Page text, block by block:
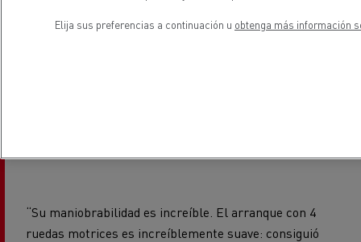
minutos o más. “Son unos remolques muy pesados y
largos, de hasta 35 m, y en estas maniobras se trabaja
“Su maniobrabilidad es increíble. El arranque con 4
ruedas motrices es increíblemente suave: consiguió
Elija sus preferencias a continuación u obtenga más información